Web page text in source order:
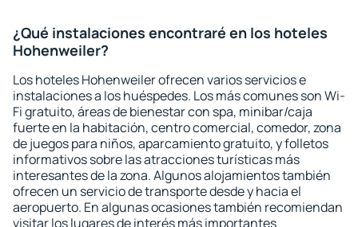
¿Qué instalaciones encontraré en los hoteles
Hohenweiler?
Los hoteles Hohenweiler ofrecen varios servicios e
instalaciones a los huéspedes. Los más comunes son Wi-
Fi gratuito, áreas de bienestar con spa, minibar/caja
fuerte en la habitación, centro comercial, comedor, zona
de juegos para niños, aparcamiento gratuito, y folletos
informativos sobre las atracciones turísticas más
interesantes de la zona. Algunos alojamientos también
ofrecen un servicio de transporte desde y hacia el
aeropuerto. En algunas ocasiones también recomiendan
visitar los lugares de interés más importantes